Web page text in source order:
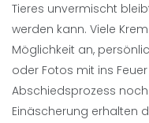
Tieres unvermischt
werden kann. Viele
Möglichkeit an,
oder Fotos mit ins
Abschiedsprozess
Einäscherung erhalten